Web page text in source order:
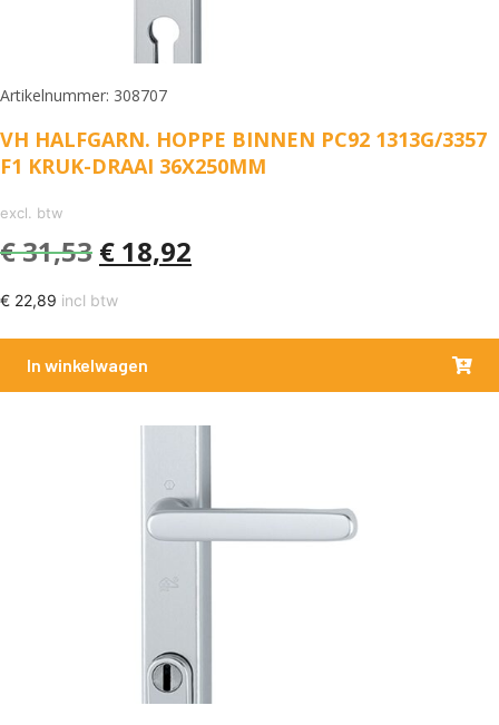
Artikelnummer: 308707
VH HALFGARN. HOPPE BINNEN PC92 1313G/3357
F1 KRUK-DRAAI 36X250MM
excl. btw
€31,53 € 18,92
€ 22,89 incl btw
In winkelwagen